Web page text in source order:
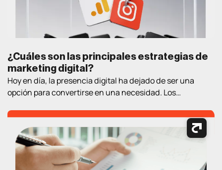
¿Cuáles son las principales estrategias de
marketing digital?
Hoy en día, la presencia digital ha dejado de ser una
opción para convertirse en una necesidad. Los
buscando información, comparando productos, leyendo
opiniones y tomando decisiones de compra. En este
contexto, contar con estrategias de marketing digital
bien definidas es fundamental para atraer clientes,
generar oportunidades […]